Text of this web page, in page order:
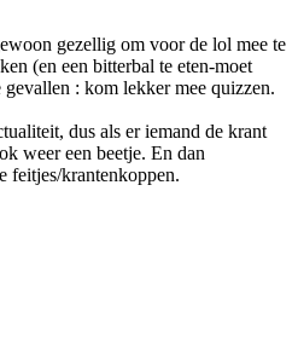
gezellig om voor de lol mee te
(en een bitterbal te eten-moet
: kom lekker mee quizzen.
dus als er iemand de krant
weer een beetje. En dan
feitjes/krantenkoppen.